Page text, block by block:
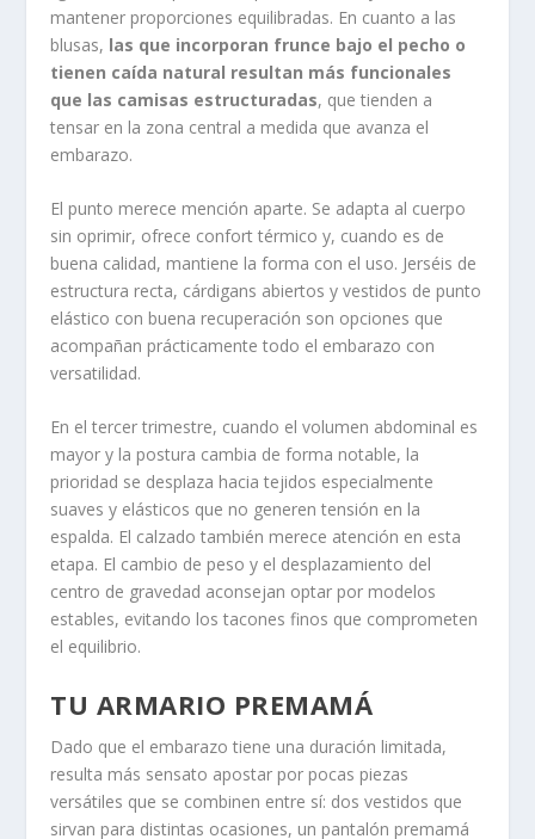
mantener proporciones equilibradas. En cuanto a las
blusas, las que incorporan frunce bajo el pecho o
tienen caída natural resultan más funcionales
que las camisas estructuradas, que tienden a
tensar en la zona central a medida que avanza el
embarazo.
El punto merece mención aparte. Se adapta al cuerpo
sin oprimir, ofrece confort térmico y, cuando es de
buena calidad, mantiene la forma con el uso. Jerséis de
estructura recta, cárdigans abiertos y vestidos de punto
elástico con buena recuperación son opciones que
acompañan prácticamente todo el embarazo con
versatilidad.
En el tercer trimestre, cuando el volumen abdominal es
mayor y la postura cambia de forma notable, la
prioridad se desplaza hacia tejidos especialmente
suaves y elásticos que no generen tensión en la
espalda. El calzado también merece atención en esta
etapa. El cambio de peso y el desplazamiento del
centro de gravedad aconsejan optar por modelos
estables, evitando los tacones finos que comprometen
el equilibrio.
TU ARMARIO PREMAMÁ
Dado que el embarazo tiene una duración limitada,
resulta más sensato apostar por pocas piezas
versátiles que se combinen entre sí: dos vestidos que
sirvan para distintas ocasiones, un pantalón premamá